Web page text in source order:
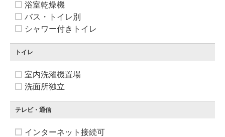
浴室乾燥機
バス・トイレ別
シャワー付きトイレ
トイレ
室内洗濯機置場
洗面所独立
テレビ・通信
インターネット接続可